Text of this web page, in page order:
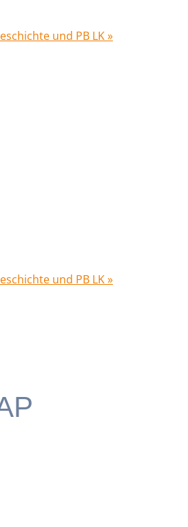
und PB LK»
und PB LK»